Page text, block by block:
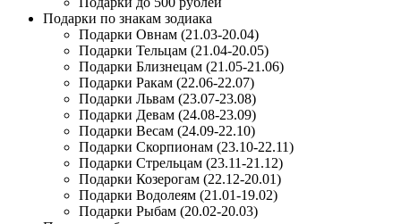
Подарки по знакам зодиака
Подарки Овнам (21.03-20.04)
Подарки Тельцам (21.04-20.05)
Подарки Близнецам (21.05-21.06)
Подарки Ракам (22.06-22.07)
Подарки Львам (23.07-23.08)
Подарки Девам (24.08-23.09)
Подарки Весам (24.09-22.10)
Подарки Скорпионам (23.10-22.11)
Подарки Стрельцам (23.11-21.12)
Подарки Козерогам (22.12-20.01)
Подарки Водолеям (21.01-19.02)
Подарки Рыбам (20.02-20.03)